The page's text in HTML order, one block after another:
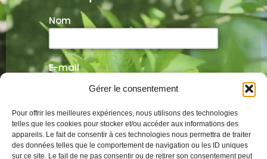
Gérer le consentement
Pour offrir les meilleures expériences, nous utilisons des technologies
telles que les cookies pour stocker et/ou accéder aux informations des
appareils. Le fait de consentir à ces technologies nous permettra de traiter
des données telles que le comportement de navigation ou les ID uniques
sur ce site. Le fait de ne pas consentir ou de retirer son consentement peut
Nom
E-mail
Veuillez laisser ce champ vide.